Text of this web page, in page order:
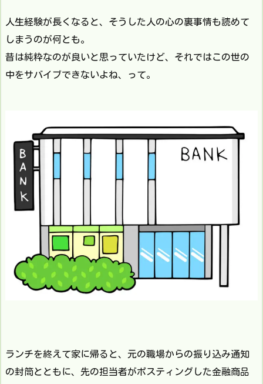
人生経験が長くなると、そうした人の心の裏事情も読めて
しまうのが何とも。
昔は純粋なのが良いと思っていたけど、それではこの世の
中をサバイブできないよね、って。
ランチを終えて家に帰ると、元の職場からの振り込み通知
の封筒とともに、先の担当者がポスティングした金融商品